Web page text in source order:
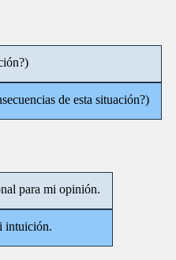
de esta situación?)
para mi opinión.
intuición.